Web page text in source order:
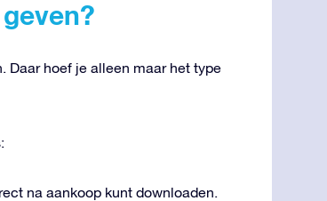
Daar hoef je alleen maar het type
na aankoop kunt downloaden.